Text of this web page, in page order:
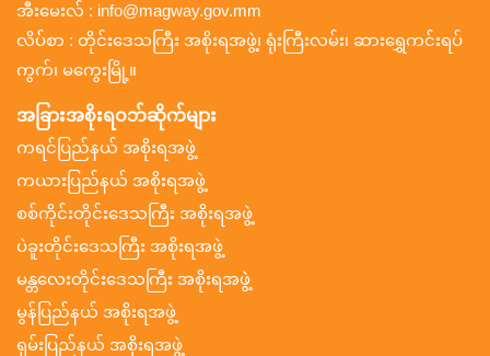
အီးမေးလ် : info@magway.gov.mm
လိပ်စာ : တိုင်းဒေသကြီး အစိုးရအဖွဲ့၊ ရုံးကြီးလမ်း၊ ဆားရွှေကင်းရပ်
ကွက်၊ မကွေးမြို့။
အခြားအစိုးရဝဘ်ဆိုက်များ
ကရင်ပြည်နယ် အစိုးရအဖွဲ့
ကယားပြည်နယ် အစိုးရအဖွဲ့
စစ်ကိုင်းတိုင်းဒေသကြီး အစိုးရအဖွဲ့
ပဲခူးတိုင်းဒေသကြီး အစိုးရအဖွဲ့
မန္တလေးတိုင်းဒေသကြီး အစိုးရအဖွဲ့
မွန်ပြည်နယ် အစိုးရအဖွဲ့
ရှမ်းပြည်နယ် အစိုးရအဖွဲ့